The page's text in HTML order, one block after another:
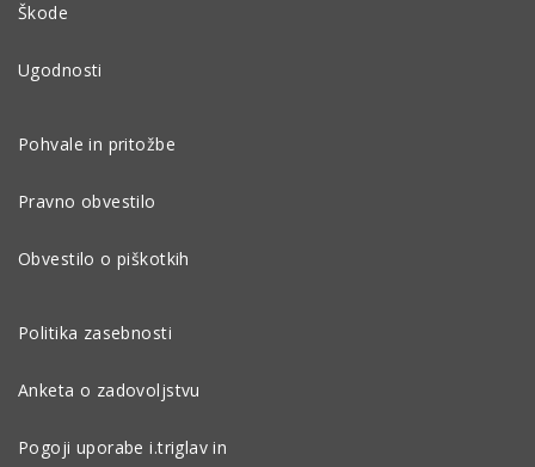
Škode
Ugodnosti
Pohvale in pritožbe
Pravno obvestilo
Obvestilo o piškotkih
Politika zasebnosti
Anketa o zadovoljstvu
Pogoji uporabe i.triglav in